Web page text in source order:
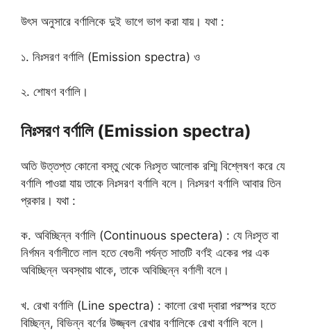
উৎস অনুসারে বর্ণালিকে দুই ভাগে ভাগ করা যায়। যথা :
১. নিঃসরণ বর্ণালি (Emission spectra) ও
২. শোষণ বর্ণালি।
নিঃসরণ বর্ণালি (Emission spectra)
অতি উত্তপ্ত কোনো বস্তু থেকে নিঃসৃত আলোক রশ্মি বিশ্লেষণ করে যে
বর্ণালি পাওয়া যায় তাকে নিঃসরণ বর্ণালি বলে। নিঃসরণ বর্ণালি আবার তিন
প্রকার। যথা :
ক. অবিচ্ছিন্ন বর্ণালি (Continuous spectera) : যে নিঃসৃত বা
নির্গমন বর্ণালীতে লাল হতে বেগুনী পর্যন্ত সাতটি বর্ণই একের পর এক
অবিচ্ছিন্ন অবস্থায় থাকে, তাকে অবিচ্ছিন্ন বর্ণালী বলে।
খ. রেখা বর্ণালি (Line spectra) : কালো রেখা দ্বারা পরস্পর হতে
বিচ্ছিন্ন, বিভিন্ন বর্ণের উজ্জ্বল রেখার বর্ণালিকে রেখা বর্ণালি বলে।